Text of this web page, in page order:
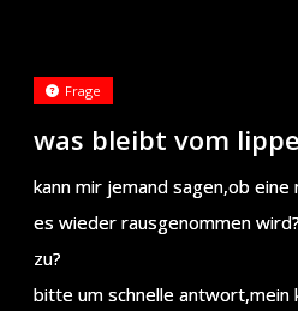
was bleibt vom
Frage
kann mir jemand sagen,ob
es wieder rausgenommen
zu?
bitte um schnelle antwort,mein